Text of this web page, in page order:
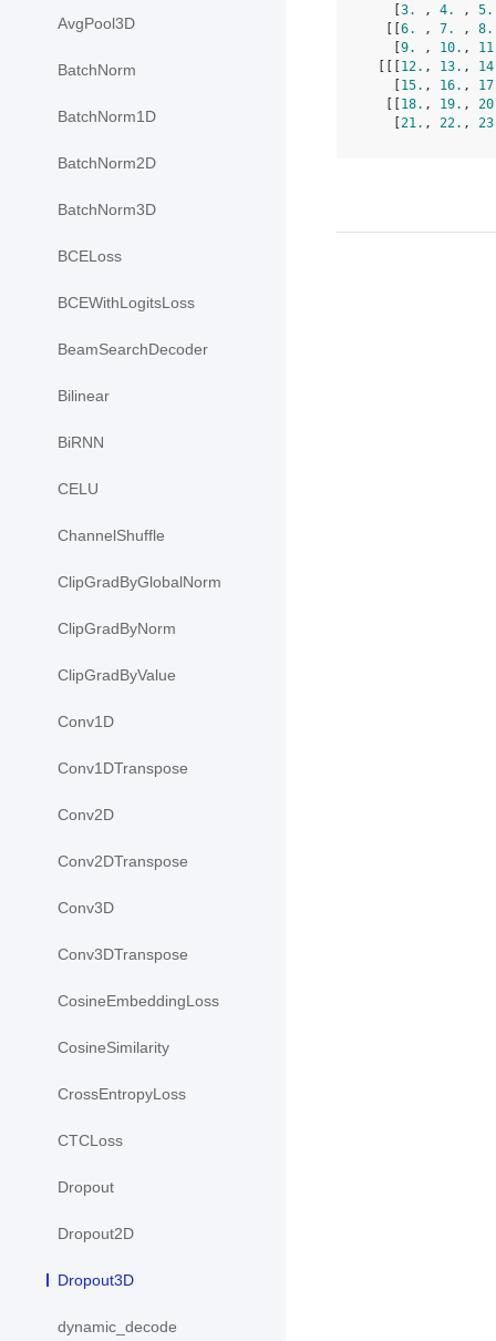
AvgPool3D
BatchNorm
BatchNorm1D
BatchNorm2D
BatchNorm3D
BCELoss
BCEWithLogitsLoss
BeamSearchDecoder
Bilinear
BiRNN
CELU
ChannelShuffle
ClipGradByGlobalNorm
ClipGradByNorm
ClipGradByValue
Conv1D
Conv1DTranspose
Conv2D
Conv2DTranspose
Conv3D
Conv3DTranspose
CosineEmbeddingLoss
CosineSimilarity
CrossEntropyLoss
CTCLoss
Dropout
Dropout2D
Dropout3D
dynamic_decode
3. , 4. , 5.
6. , 7. , 8.
9. , 10. ,
12. , 13. ,
15. , 16. ,
18. , 19. ,
21. , 22. ,